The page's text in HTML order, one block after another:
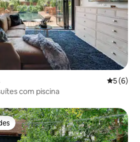
5 de
5 (6)
com piscina